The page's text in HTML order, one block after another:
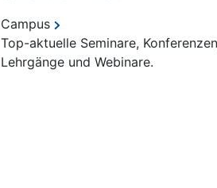
Campus
Top-aktuelle Seminare,
Lehrgänge und Webinare.